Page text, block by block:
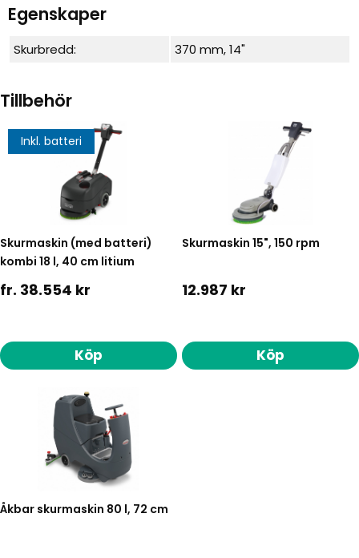
Egenskaper
Skurbredd: 370 mm, 14"
Tillbehör
Inkl. batteri
Skurmaskin (med batteri)
kombi 18 l, 40 cm litium
fr. 38.554 kr
Köp
Skurmaskin 15", 150 rpm
12.987 kr
Köp
Åkbar skurmaskin 80 l, 72 cm